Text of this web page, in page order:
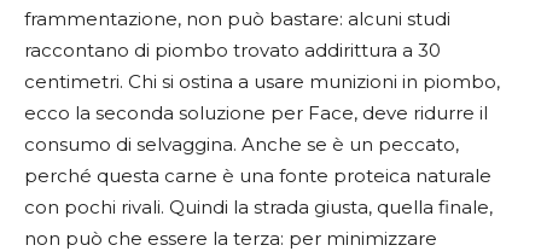
frammentazione, non può bastare: alcuni studi
raccontano di piombo trovato addirittura a 30
centimetri. Chi si ostina a usare munizioni in piombo,
ecco la seconda soluzione per Face, deve ridurre il
consumo di selvaggina. Anche se è un peccato,
perché questa carne è una fonte proteica naturale
con pochi rivali. Quindi la strada giusta, quella finale,
non può che essere la terza: per minimizzare